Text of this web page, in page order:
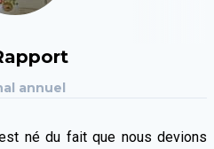
annuel
né du fait que nous devions